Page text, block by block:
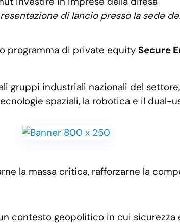
di lancio presso la sede
programma di private equity Secure
gruppi industriali nazionali del
spaziali, la robotica e il dual-
la massa critica, rafforzarne la
contesto geopolitico in cui